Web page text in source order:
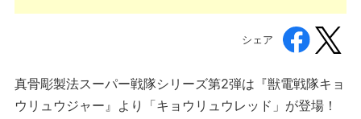
シェア
真骨彫製法スーパー戦隊シリーズ第2弾は『獣電戦隊キョ
ウリュウジャー』より「キョウリュウレッド」が登場！